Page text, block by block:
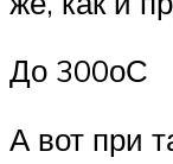
До 300оС
А вот при